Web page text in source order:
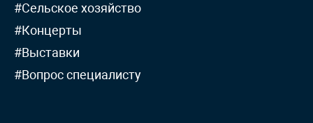
#Сельское хозяйство
#Концерты
#Выставки
#Вопрос специалисту